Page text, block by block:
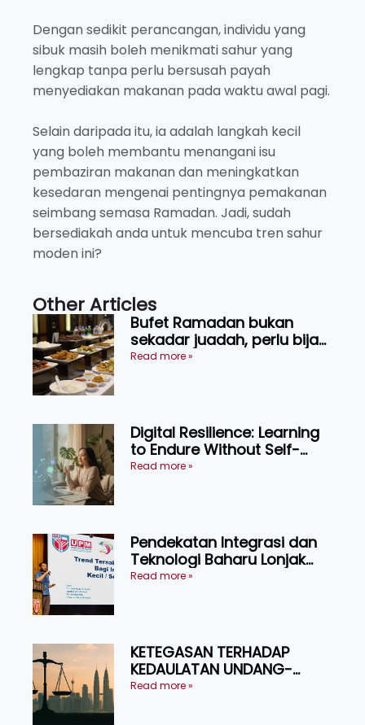
Dengan sedikit perancangan, individu yang
sibuk masih boleh menikmati sahur yang
lengkap tanpa perlu bersusah payah
menyediakan makanan pada waktu awal pagi.
Selain daripada itu, ia adalah langkah kecil
yang boleh membantu menangani isu
pembaziran makanan dan meningkatkan
kesedaran mengenai pentingnya pemakanan
seimbang semasa Ramadan. Jadi, sudah
bersediakah anda untuk mencuba tren sahur
moden ini?
Other Articles
Bufet Ramadan bukan
sekadar juadah, perlu bijak
memilih dan selamat
Read more »
Digital Resilience: Learning
to Endure Without Self-
Pressure
Read more »
Pendekatan Integrasi dan
Teknologi Baharu Lonjak
Produktiviti Ternakan
Read more »
KETEGASAN TERHADAP
KEDAULATAN UNDANG-
UNDANG ASAS KEPADA
Read more »